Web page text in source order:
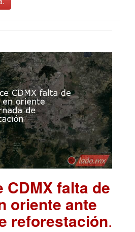
CDMX falta de
oriente ante
reforestación.